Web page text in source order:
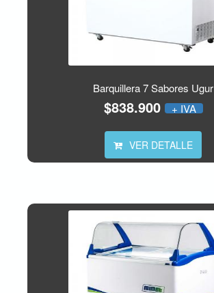
Barquillera 7 Sabores Ugur
$838.900 + IVA
VER DETALLE